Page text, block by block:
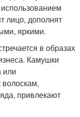
лицо, дополнят
яркими.
в образах
Камушки
или
привлекают